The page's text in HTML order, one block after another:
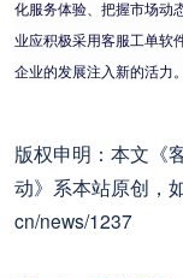
化服务体验、把握市场动
业应积极采用客服工单软
企业的发展注入新的活力。
版权申明：本文《
动》系本站原创，
cn/news/1237